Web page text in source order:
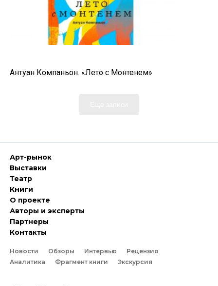
Антуан Компаньон. «Лето с Монтенем»
Арт-рынок
Выставки
Театр
Книги
О проекте
Авторы и эксперты
Партнеры
Контакты
Новости Обзоры Интервью
Рецензия
Аналитика
Фрагмент книги Экскурсия